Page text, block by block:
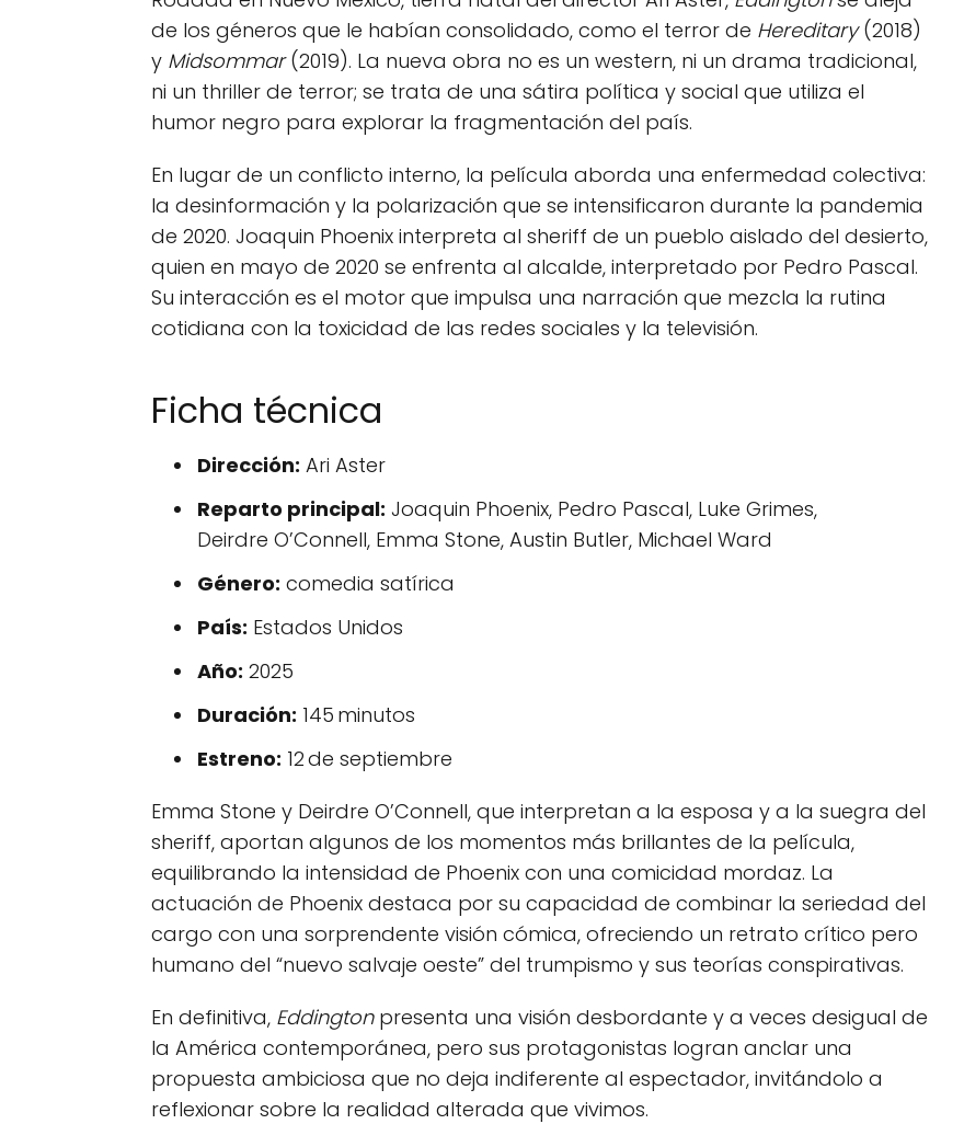
de los géneros que le habían consolidado, como el terror de Hereditary(2018)
y Midsommar(2019). La nueva obra no es un western, ni un drama tradicional,
ni un thriller de terror; se trata de una sátira política y social que utiliza el
humor negro para explorar la fragmentación del país.
En lugar de un conflicto interno, la película aborda una enfermedad colectiva:
la desinformación y la polarización que se intensificaron durante la pandemia
de 2020. Joaquin Phoenix interpreta al sheriff de un pueblo aislado del desierto,
quien en mayo de 2020 se enfrenta al alcalde, interpretado por Pedro Pascal.
Su interacción es el motor que impulsa una narración que mezcla la rutina
cotidiana con la toxicidad de las redes sociales y la televisión.
Ficha técnica
Dirección: Ari Aster
Reparto principal: Joaquin Phoenix, Pedro Pascal, Luke Grimes,
Deirdre O’Connell, Emma Stone, Austin Butler, Michael Ward
Género: comedia satírica
País: Estados Unidos
Año: 2025
Duración: 145 minutos
Estreno: 12 de septiembre
Emma Stone y Deirdre O’Connell, que interpretan a la esposa y a la suegra del
sheriff, aportan algunos de los momentos más brillantes de la película,
equilibrando la intensidad de Phoenix con una comicidad mordaz. La
actuación de Phoenix destaca por su capacidad de combinar la seriedad del
cargo con una sorprendente visión cómica, ofreciendo un retrato crítico pero
humano del “nuevo salvaje oeste” del trumpismo y sus teorías conspirativas.
En definitiva, Eddingtonpresenta una visión desbordante y a veces desigual de
la América contemporánea, pero sus protagonistas logran anclar una
propuesta ambiciosa que no deja indiferente al espectador, invitándolo a
reflexionar sobre la realidad alterada que vivimos.